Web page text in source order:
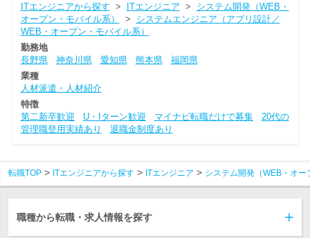
ITエンジニアから探す > ITエンジニア > システム開発（WEB・
オープン・モバイル系）
> システムエンジニア（アプリ設計／
WEB・オープン・モバイル系）
勤務地
長野県
神奈川県 愛知県 熊本県
福岡県
業種
人材派遣・人材紹介
特徴
第二新卒歓迎
U・Iターン歓迎 マイナビ転職だけで募集
20代の
管理職登用実績あり
退職金制度あり
転職TOP ITエンジニアから探す ITエンジニア システム開発（WEB・オ
職種から転職・求人情報を探す